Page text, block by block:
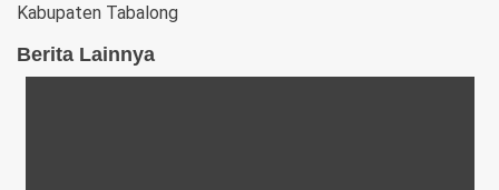
Kabupaten Tabalong
Berita Lainnya